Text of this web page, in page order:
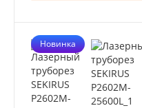
Новинка